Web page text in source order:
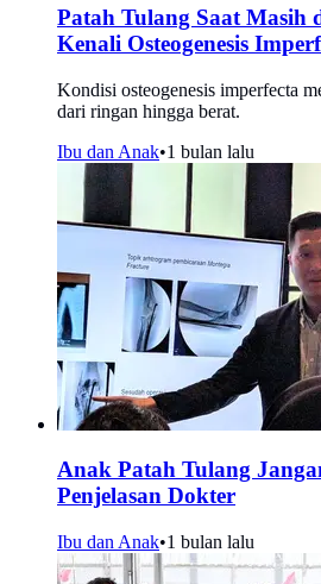
Patah Tulang Saat Masih
Kenali Osteogenesis
Kondisi osteogenesis imperfecta
dari ringan hingga berat.
Ibu dan Anak•1 bulan lalu
Anak Patah Tulang
Penjelasan Dokter
Ibu dan Anak•1 bulan lalu